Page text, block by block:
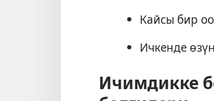
Кайсы бир
Ичкенде
Ичимдикке